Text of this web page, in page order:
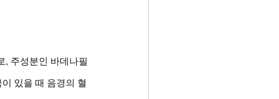
, 주성분인 바데나필
있을 때 음경의 혈